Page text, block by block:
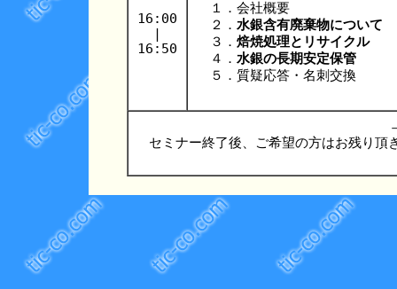
16:00
|
16:50
１．会社概要
２． 水銀含有廃棄物について
３． 焙焼処理とリサイクル
４． 水銀の長期安定保管
５．質疑応答・名刺交換
セミナー終了後、ご希望の方はお残り頂